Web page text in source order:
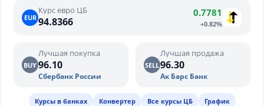
EUR
Курс евро ЦБ
94.8366
0.7781
+0.82%
BUY
Лучшая покупка
96.10
Сбербанк России
SELL
Лучшая продажа
96.30
Ак Барс Банк
Курсы в банках Конвертер Все курсы ЦБ График